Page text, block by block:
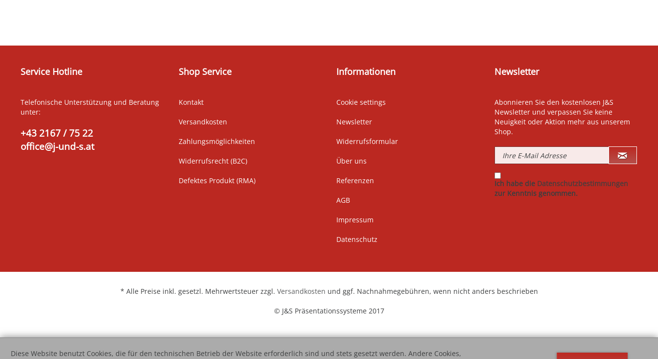
Service Hotline
Telefonische Unterstützung und Beratung
unter:
+43 2167 / 75 22
office@j-und-s.at
Shop Service
Kontakt
Versandkosten
Zahlungsmöglichkeiten
Widerrufsrecht (B2C)
Defektes Produkt (RMA)
Informationen
Cookie settings
Newsletter
Widerrufsformular
Über uns
Referenzen
AGB
Impressum
Datenschutz
Newsletter
Abonnieren Sie den kostenlosen J&S
Newsletter und verpassen Sie keine
Neuigkeit oder Aktion mehr aus unserem
Shop.
Ich habe die Datenschutzbestimmungen
zur Kenntnis genommen.
* Alle Preise inkl. gesetzl. Mehrwertsteuer zzgl. Versandkosten und ggf. Nachnahmegebühren, wenn nicht anders beschrieben
© J&S Präsentationssysteme 2017
Diese Website benutzt Cookies, die für den technischen Betrieb der Website erforderlich sind und stets gesetzt werden. Andere Cookies,